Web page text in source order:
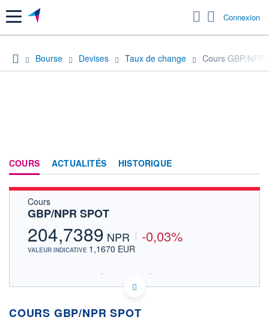
Menu Connexion
Bourse Devises Taux de change Cours GBP/NPR
COURS ACTUALITÉS HISTORIQUE
Cours
GBP/NPR SPOT
204,7389 NPR -0,03%
VALEUR INDICATIVE 1,1670 EUR
SIX - FOREX 2 DONNÉES TEMPS RÉEL
Politique d'exécution
COURS GBP/NPR SPOT